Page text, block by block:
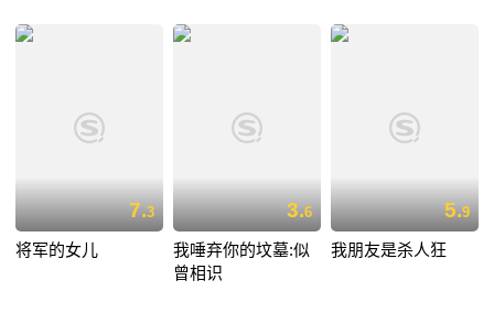
7.3
将军的女儿
3.6
我唾弃你的坟墓:似
曾相识
5.9
我朋友是杀人狂